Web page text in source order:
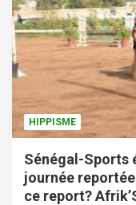
HIPPISME
Sénégal-Sports
journée
ce report?